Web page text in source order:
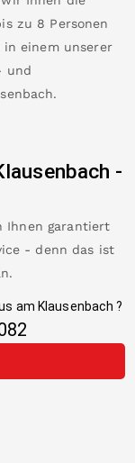
zu 8 Personen
in einem unserer
und
.
-
Ihnen garantiert
- denn das ist
am Klausenbach ?